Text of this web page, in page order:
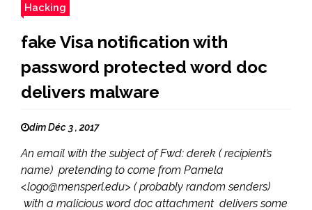
Hacking
fake Visa notification with
password protected word doc
delivers malware
dim Déc 3 , 2017
An email with the subject of Fwd: derek ( recipient’s
name) pretending to come from Pamela
<logo@mensperl.edu> ( probably random senders)
with a malicious word doc attachment delivers some